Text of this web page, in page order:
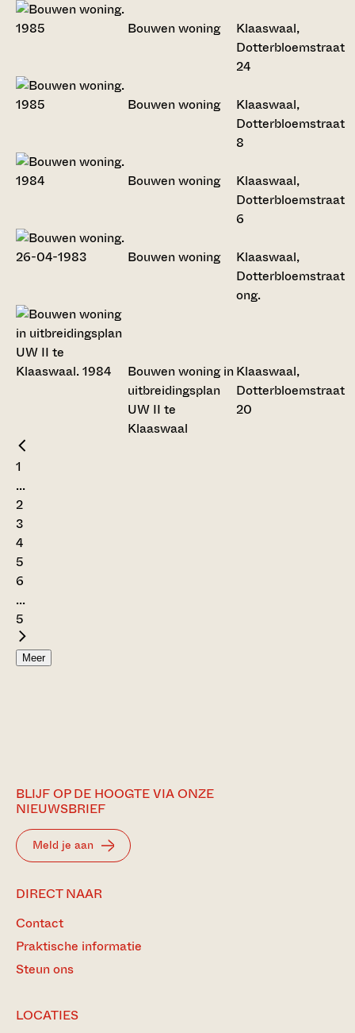
Bouwen woning
Klaaswaal,
Dotterbloemstraat
24
Bouwen woning
Klaaswaal,
Dotterbloemstraat
8
Bouwen woning
Klaaswaal,
Dotterbloemstraat
6
Bouwen woning
Klaaswaal,
Dotterbloemstraat
ong.
Bouwen woning in
uitbreidingsplan
UW II te
Klaaswaal
Klaaswaal,
Dotterbloemstraat
20
1
...
2
3
4
5
6
...
5
Meer
BLIJF OP DE HOOGTE VIA ONZE
NIEUWSBRIEF
Meld je aan
DIRECT NAAR
Contact
Praktische informatie
Steun ons
LOCATIES